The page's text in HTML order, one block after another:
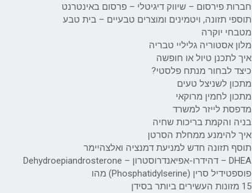
חברות פירסום – שיווק דיגיטלי – פרסום באינטרנט
תוספי תזונה, ויטמינים ומוצרים טבעיים – בית טבע
מטבחי יוקרה
מלון אסטוריה גליליי טבריה
איך לתכנן טיול או חופשה
כיצד לבחור מנתח פלסטי?
מתכון לשניצל טעים
מתכון לחמין מרוקאי
מדפסת לייזר למשרד
בניה והקמת בריכות שחיה
איך להימנע ממחלת הסרטן
תוסף תזונה חדש למניעת דמנציה ואלצהיימר
DHEA – דהידרו-אפיאנדרוסטרון – Dehydroepiandrosterone
פוספטידיל סרין (Phosphatidylserine) מהו
15 מזונות העשירים ביותר בסידן